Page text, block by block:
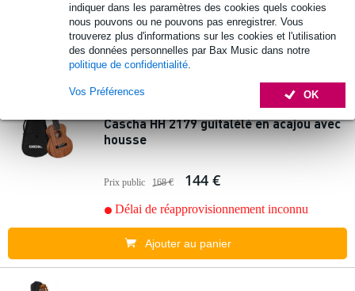
indiquer dans les paramètres des cookies quels cookies
nous pouvons ou ne pouvons pas enregistrer. Vous
trouverez plus d'informations sur les cookies et l'utilisation
des données personnelles par Bax Music dans notre
politique de confidentialité
OK
Vos Préférences
Cascha HH 2179 guitalélé en acajou avec
housse
Prix public 168 € 144 €
Délai de réapprovisionnement inconnu
Ajouter au panier